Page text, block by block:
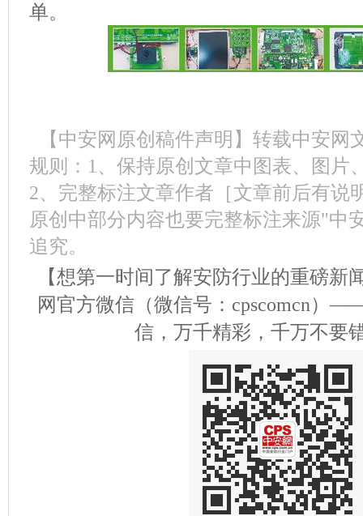
单。
【中安网原创稿件声明】转载中安网
规则：1、保持原创文章中图表、图片
2、完整标注文章作者［文章前后有说
原创中部分内容也要完整标注来源"中
追究。
【想第一时间了解安防行业的重磅新
网官方微信（微信号：cpscomcn）
信，万千精彩，千万不要